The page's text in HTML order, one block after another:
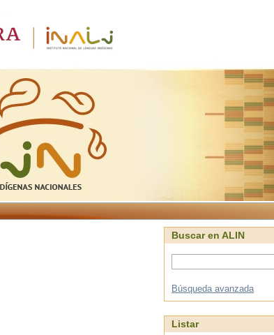
Buscar en ALIN
Búsqueda avanzada
Listar